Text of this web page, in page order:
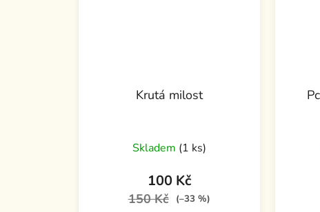
Krutá milost
Skladem (1 ks)
100 Kč
150 Kč (–33 %)